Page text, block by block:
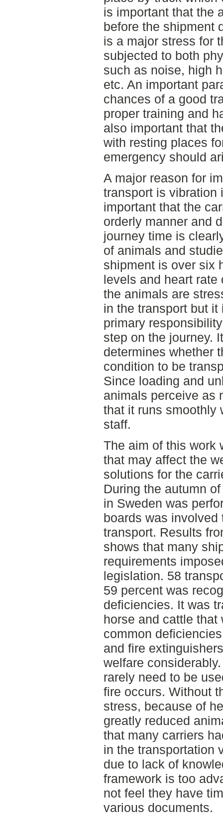
is important that the
before the shipment
is a major stress for
subjected to both
such as noise, high
etc. An important
chances of a good
proper training and
also important that
with resting places
emergency should
A major reason for
transport is vibration
important that the
orderly manner and
journey time is
of animals and
shipment is over six
levels and heart
the animals are
in the transport but
primary
step on the journey.
determines whether
condition to be
Since loading and
animals perceive as
that it runs smoothly
staff.
The aim of this work
that may affect the
solutions for the
During the autumn
in Sweden was
boards was
transport. Results
shows that many
requirements
legislation. 58
59 percent was
deficiencies. It was
horse and cattle that
common
and fire
welfare
rarely need to be
fire occurs. Without
stress, because of
greatly reduced
that many carriers
in the transportation
due to lack of
framework is too
not feel they have
various documents.